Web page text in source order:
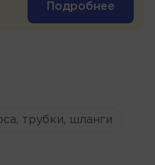
Подробнее
трубки, шланги